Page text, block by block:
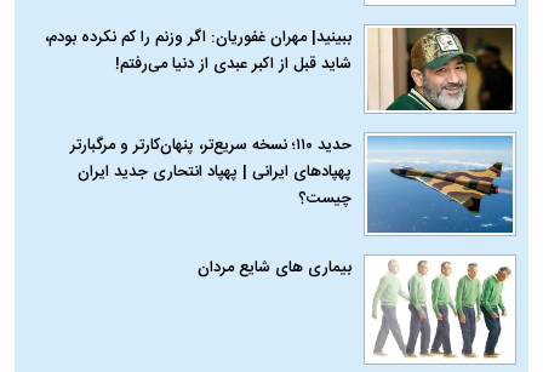
ببینید| مهران غفوریان: اگر وزنم را کم نکرده بودم،
شاید قبل از اکبر عبدی از دنیا می‌رفتم!
حدید ۱۱۰؛ نسخه سریع‌تر، پنهان‌کارتر و مرگبارتر
پهپادهای ایرانی | پهپاد انتحاری جدید ایران
چیست؟
بیماری‌ های شایع مردان